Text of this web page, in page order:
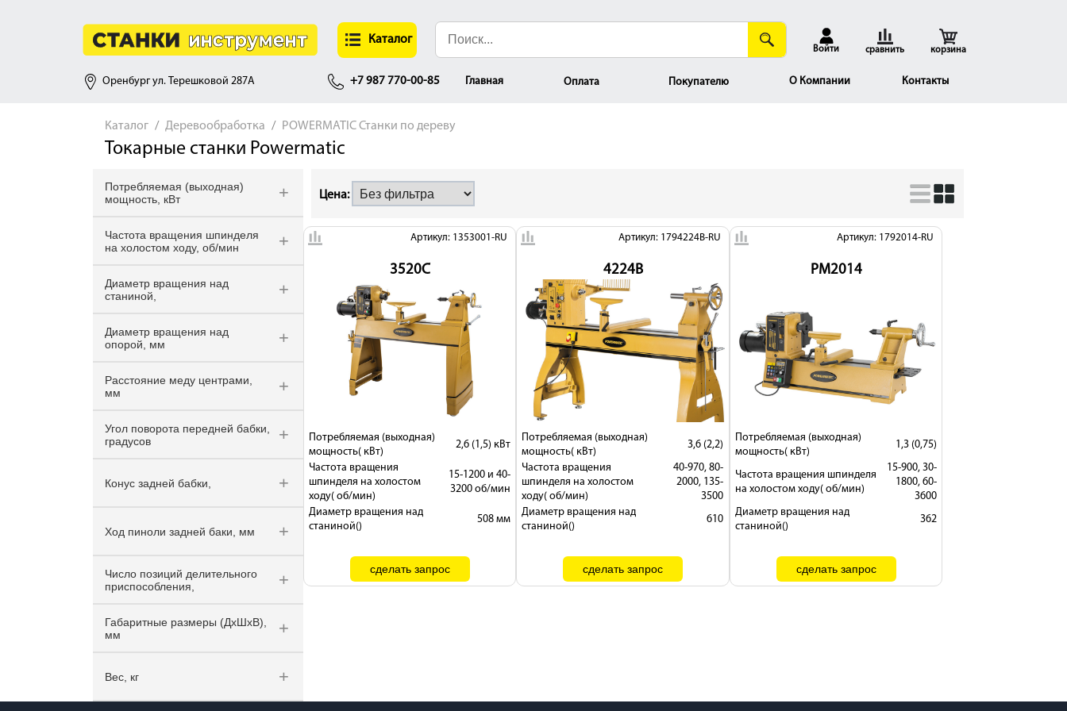
Каталог
Войти сравнить корзина
Оренбург ул. Терешковой 287А +7 987 770-00-85 Главная Оплата Покупателю О Компании Контакты
Каталог Деревообработка POWERMATIC Станки по дереву
Токарные станки Powermatic
Потребляемая (выходная)
мощность, кВт
3,6 (2,2)
Частота вращения шпинделя
на холостом ходу, об/мин
40-970, 80-2000, 135-3500
Диаметр вращения над
станиной,
610
Диаметр вращения над
опорой, мм
Расстояние меду центрами,
мм
1067
Угол поворота передней бабки,
градусов
0, 180
Конус задней бабки,
МК-2
Ход пиноли задней баки, мм
115
Число позиций делительного
приспособления,
96
Габаритные размеры (ДхШхВ),
мм
2260х710х1651
1321х610х457
Вес, кг
Цена:
Артикул: 1353001-RU
3520C
Потребляемая (выходная)
мощность( кВт)
2,6 (1,5) кВт
Частота вращения
шпинделя на холостом
ходу( об/мин)
15-1200 и 40-
3200 об/мин
Диаметр вращения над
станиной()
508 мм
Артикул: 1794224B-RU
4224B
Потребляемая (выходная)
мощность( кВт)
3,6 (2,2)
Частота вращения
шпинделя на холостом
ходу( об/мин)
40-970, 80-
2000, 135-
3500
Диаметр вращения над
станиной()
610
Артикул: 1792014-RU
PM2014
Потребляемая (выходная)
мощность( кВт)
1,3 (0,75)
Частота вращения шпинделя
на холостом ходу( об/мин)
15-900, 30-
1800, 60-
3600
Диаметр вращения над
станиной()
362